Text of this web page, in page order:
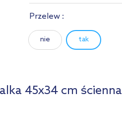
Przelew :
nie tak
45x34 cm ścienna